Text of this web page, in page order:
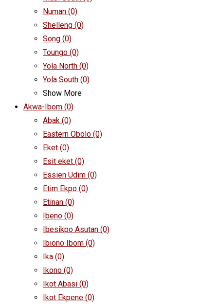
Numan (0)
Shelleng (0)
Song (0)
Toungo (0)
Yola North (0)
Yola South (0)
Show More
Akwa-Ibom (0)
Abak (0)
Eastern Obolo (0)
Eket (0)
Esit eket (0)
Essien Udim (0)
Etim Ekpo (0)
Etinan (0)
Ibeno (0)
Ibesikpo Asutan (0)
Ibiono Ibom (0)
Ika (0)
Ikono (0)
Ikot Abasi (0)
Ikot Ekpene (0)